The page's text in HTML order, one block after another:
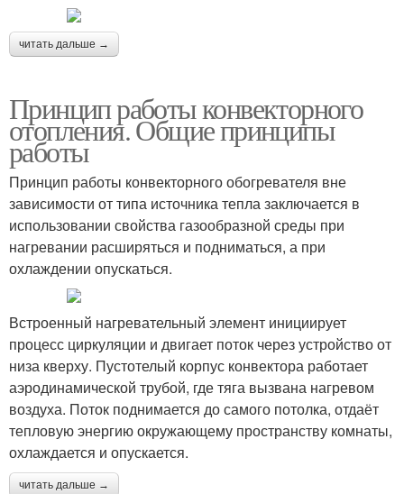
читать дальше →
Принцип работы конвекторного
отопления. Общие принципы
работы
Принцип работы конвекторного обогревателя вне
зависимости от типа источника тепла заключается в
использовании свойства газообразной среды при
нагревании расширяться и подниматься, а при
охлаждении опускаться.
Встроенный нагревательный элемент инициирует
процесс циркуляции и двигает поток через устройство от
низа кверху. Пустотелый корпус конвектора работает
аэродинамической трубой, где тяга вызвана нагревом
воздуха. Поток поднимается до самого потолка, отдаёт
тепловую энергию окружающему пространству комнаты,
охлаждается и опускается.
читать дальше →